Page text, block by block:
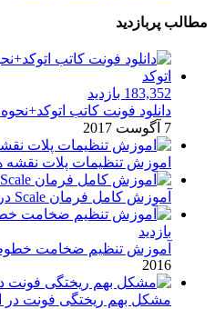
مطالب پربازدید
183,352 بازدید
دانلود فونت کاتب
7 آگوست 2017
اموزش تنظیمات پلات نقشه
آموزش کامل فرمان Scale در اتوکد
بازدید
آموزش تنظیم ضخامت خطوط
2016
مشکل بهم ریختگی فونت در